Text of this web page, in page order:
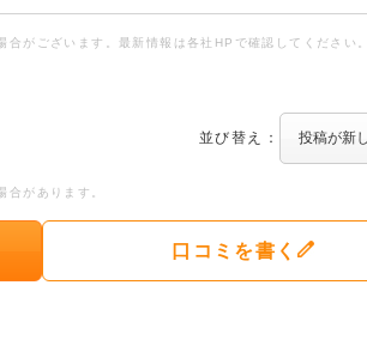
がございます。最新情報は各社HPで確認してください。
並び替え：
があります。
口コミを書く